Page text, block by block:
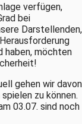
verfügen,
bei
Darstellenden,
haben, möchten
gehen wir davon
zu können.
03.07. sind noch